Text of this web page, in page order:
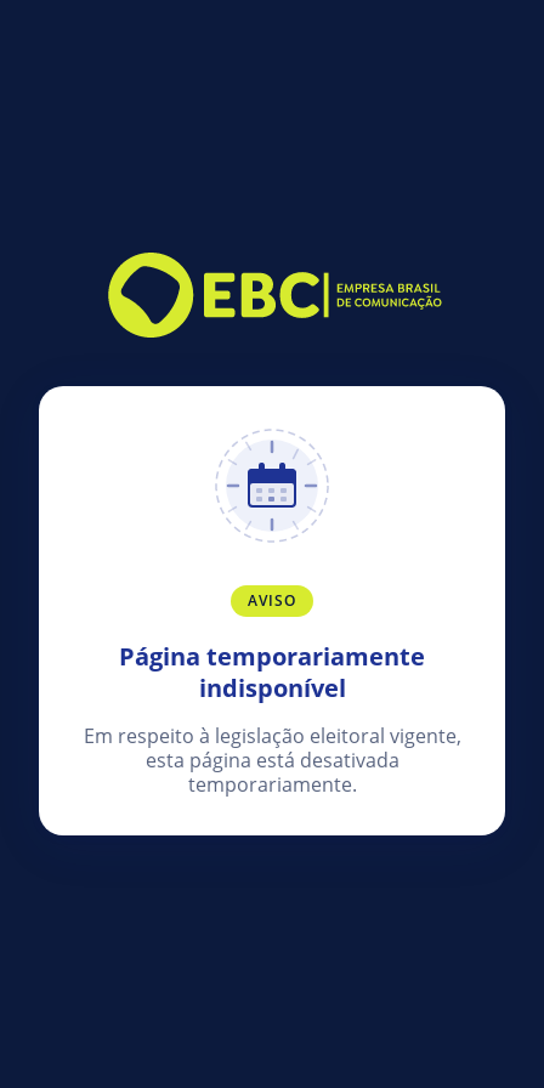
AVISO
Página temporariamente
indisponível
Em respeito à legislação eleitoral vigente,
esta página está desativada
temporariamente.